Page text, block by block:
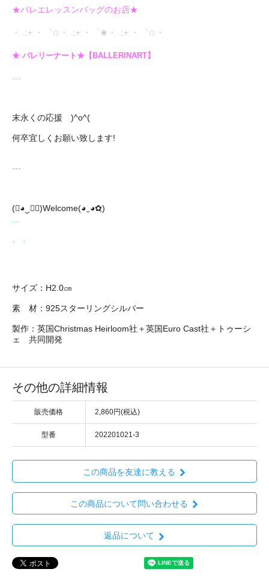
★バレエレッスンバッグのお店★
・ .:+:・゜☆・ .:+:・゜★・ .:+:・゜☆・
★ バレリーナート★【BALLERINART】
---
末永くの応援 )^o^(
何卒宜しくお願い致します!
---
(❀◕‿◕ฺ)Welcome(◕‿◕✿ฺ)
…
。 。
サイズ：H2.0㎝
素 材：925スターリングシルバー
製作：英国Christmas Heirloom社＋英国Euro Cast社＋トゥーシ
ェ 共同開発
その他の詳細情報
販売価格 2,860円(税込)
型番 202201021-3
この商品を友達に教える
この商品について問い合わせる
返品について